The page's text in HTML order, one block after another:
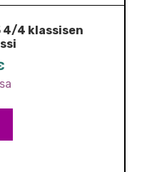
4/4 klassisen